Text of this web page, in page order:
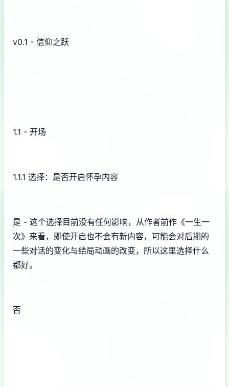
v0.1 - 信仰之跃
1.1 - 开场
1.1.1 选择：是否开启怀孕内容
是 - 这个选择目前没有任何影响，从作者前作《一生一
次》来看，即使开启也不会有新内容，可能会对后期的
一些对话的变化与结局动画的改变，所以这里选择什么
都好。
否